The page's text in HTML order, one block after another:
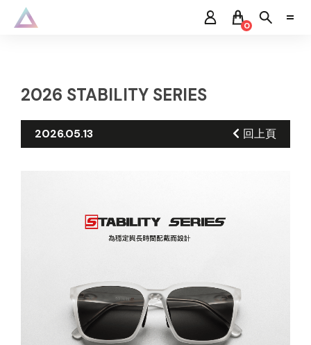
0
2026 STABILITY SERIES
2026.05.13 回上頁